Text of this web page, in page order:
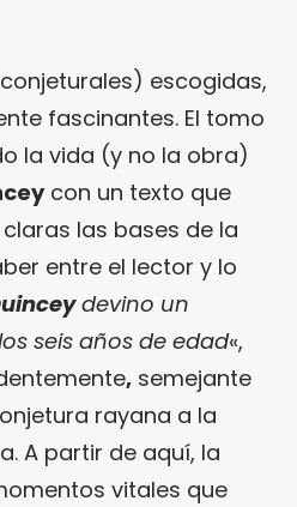
escogidas,
fascinantes. El tomo
la vida (y no la obra)
con un texto que
las bases de la
entre el lector y lo
devino un
seis años de edad«,
, semejante
rayana a la
A partir de aquí, la
vitales que